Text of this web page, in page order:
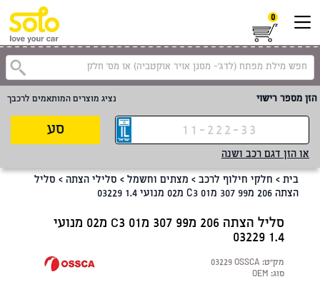
0
הזן מספר רישוי נציג מוצרים המותאמים לרכבך
סע
או הזן דגם רכב ושנה
בית > חלקי חילוף לרכב > מצתים וחשמל > סלילי הצתה > סליל
הצתה 206 מ99 307 מC3 01 מ02 מנועי 1.4 03229
סליל הצתה 206 מ99 307 מC3 01 מ02 מנועי
1.4 03229
מק"ט: 03229 OSSCA
סוג: OEM